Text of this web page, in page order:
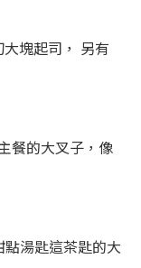
塊起司， 另有
餐的大叉子，像
湯匙這茶匙的大